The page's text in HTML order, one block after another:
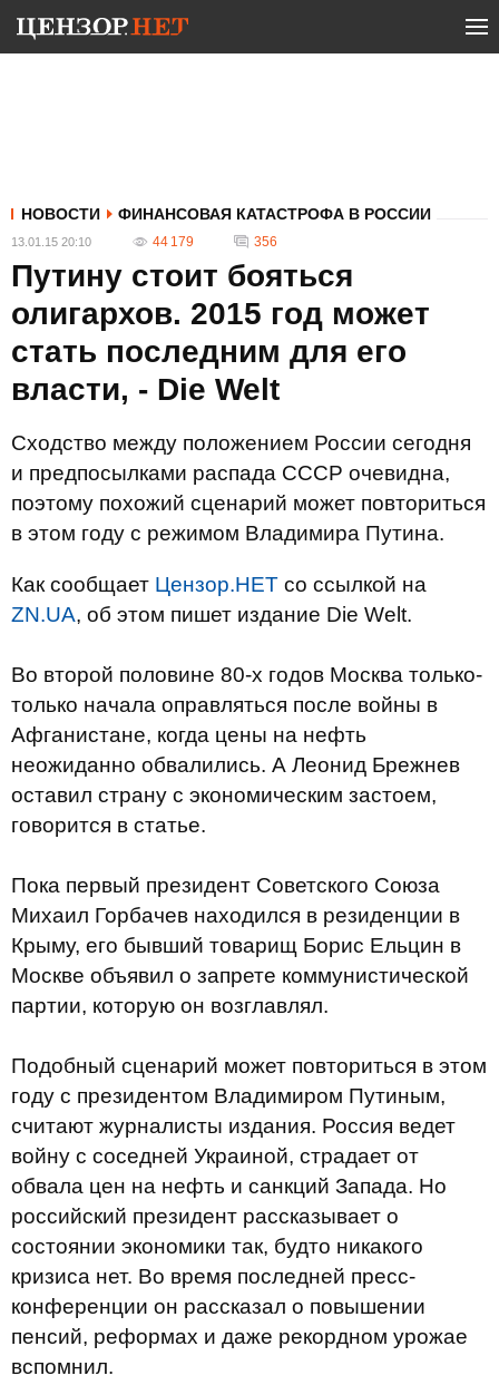
НОВОСТИ ФИНАНСОВАЯ КАТАСТРОФА В РОССИИ
13.01.15 20:10 44 179 356
Путину стоит бояться
олигархов. 2015 год может
стать последним для его
власти, - Die Welt
Сходство между положением России сегодня
и предпосылками распада СССР очевидна,
поэтому похожий сценарий может повториться
в этом году с режимом Владимира Путина.
Как сообщает Цензор.НЕТ со ссылкой на
ZN.UA, об этом пишет издание Die Welt.
Во второй половине 80-х годов Москва только-
только начала оправляться после войны в
Афганистане, когда цены на нефть
неожиданно обвалились. А Леонид Брежнев
оставил страну с экономическим застоем,
говорится в статье.
Пока первый президент Советского Союза
Михаил Горбачев находился в резиденции в
Крыму, его бывший товарищ Борис Ельцин в
Москве объявил о запрете коммунистической
партии, которую он возглавлял.
Подобный сценарий может повториться в этом
году с президентом Владимиром Путиным,
считают журналисты издания. Россия ведет
войну с соседней Украиной, страдает от
обвала цен на нефть и санкций Запада. Но
российский президент рассказывает о
состоянии экономики так, будто никакого
кризиса нет. Во время последней пресс-
конференции он рассказал о повышении
пенсий, реформах и даже рекордном урожае
вспомнил.